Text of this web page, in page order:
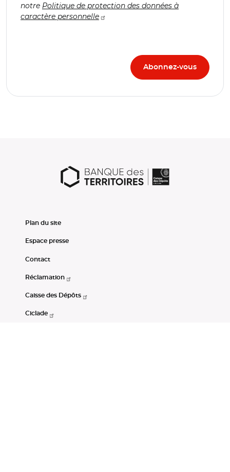
notre Politique de protection des données à
caractère personnelle
Plan du site
Espace presse
Contact
Réclamation
Caisse des Dépôts
Ciclade